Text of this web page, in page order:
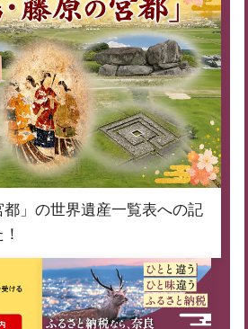
都」の世界遺産一覧表への記